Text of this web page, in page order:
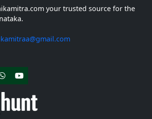
your trusted source for the